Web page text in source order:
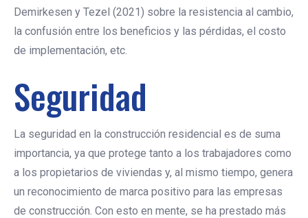
Demirkesen y Tezel (2021) sobre la resistencia al cambio,
la confusión entre los beneficios y las pérdidas, el costo
de implementación, etc.
Seguridad
La seguridad en la construcción residencial es de suma
importancia, ya que protege tanto a los trabajadores como
a los propietarios de viviendas y, al mismo tiempo, genera
un reconocimiento de marca positivo para las empresas
de construcción. Con esto en mente, se ha prestado más